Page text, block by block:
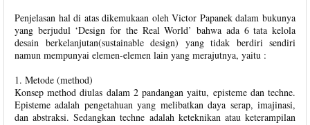
Penjelasan hal di atas dikemukaan oleh Victor Papanek dalam bukunya
yang berjudul ‘Design for the Real World’ bahwa ada 6 tata kelola
desain berkelanjutan(sustainable design) yang tidak berdiri sendiri
namun mempunyai elemen-elemen lain yang merajutnya, yaitu :
1. Metode (method)
Konsep method diulas dalam 2 pandangan yaitu, episteme dan techne.
Episteme adalah pengetahuan yang melibatkan daya serap, imajinasi,
dan abstraksi. Sedangkan techne adalah keteknikan atau keterampilan